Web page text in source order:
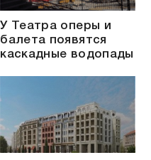
У Театра оперы и
балета появятся
каскадные водопады